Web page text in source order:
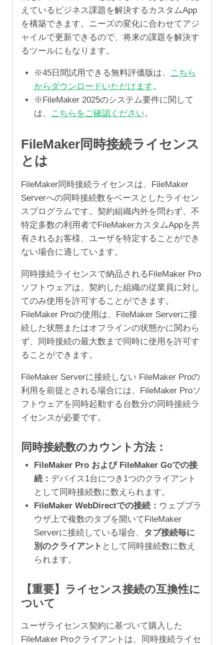
えているビジネス課題を解決するカスタムApp
を構築できます。ニーズの変化に合わせてアジ
ャイルで更新できるので、将来の課題を解決す
るツールにもなります。
※45日間試用できる無料評価版は、
こちら
からダウンロードいただけます。
※FileMaker 2025のシステム要件に関して
は、
こちらをご確認ください。
FileMaker同時接続ライセンス
とは
FileMaker同時接続ライセンスは、FileMaker
Serverへの同時接続数をベースとしたライセン
スプログラムです。契約組織内外を問わず、不
特定多数の利用者でFileMakerカスタムAppを共
有されるお客様、ユーザを特定することができ
ない場合に適しています。
同時接続ライセンスで納品されるFileMaker Pro
ソフトウェアは、契約した組織の従業員に対し
てのみ使用を許可することができます。
FileMaker Proの使用は、FileMaker Serverに接
続した状態またはオフラインの状態かに関わら
ず、同時接続の最大数まで同時に使用を許可す
ることができます。
FileMaker Serverに接続しない FileMaker Proの
利用を前提とされる場合には、FileMaker Proソ
フトウェアを同時起動する台数分の同時接続ラ
イセンスが必要です。
同時接続数のカウント方法：
FileMaker Pro および FileMaker Goでの接
続： デバイス1台につき1つのクライアント
として同時接続数に数えられます。
FileMaker WebDirectでの接続： ウェブブラ
ウザ上で複数のタブを開いてFileMaker
Serverに接続している場合、 タブ接続毎に
別のクライアント として同時接続数に数え
られます。
【重要】ライセンス接続の互換性に
ついて
ユーザライセンス契約に基づいて購入した
FileMaker Proクライアントは、同時接続ライセ